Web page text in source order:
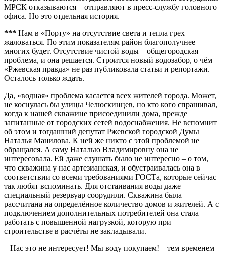
МРСК отказываются – отправляют в пресс-службу головного
офиса. Но это отдельная история.
*** Нам в «Порту» на отсутствие света и тепла грех
жаловаться. По этим показателям район благополучнее
многих будет. Отсутствие чистой воды – общегородская
проблема, и она решается. Строится новый водозабор, о чём
«Ржевская правда» не раз публиковала статьи и репортажи.
Осталось только ждать.
Да, «водная» проблема касается всех жителей города. Может,
не коснулась бы улицы Челюскинцев, но кто кого спрашивал,
когда к нашей скважине присоединили дома, прежде
запитанные от городских сетей водоснабжения. Не вспомнит
об этом и тогдашний депутат Ржевской городской Думы
Наталья Манилова. К ней же никто с этой проблемой не
обращался. А саму Наталью Владимировну она не
интересовала. Ей даже слушать было не интересно – о том,
что скважина у нас артезианская, и обустраивалась она в
соответствии со всеми требованиями ГОСТа, которые сейчас
так любят вспоминать. Для отстаивания воды даже
специальный резервуар соорудили. Скважина была
рассчитана на определённое количество домов и жителей. А с
подключением дополнительных потребителей она стала
работать с повышенной нагрузкой, которую при
строительстве в расчёты не закладывали.
– Нас это не интересует! Мы воду покупаем! – тем временем